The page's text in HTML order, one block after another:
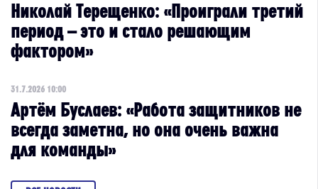
Николай Терещенко: «Проиграли третий
период – это и стало решающим
фактором»
31.7.2026 10:00
Артём Буслаев: «Работа защитников не
всегда заметна, но она очень важна
для команды»